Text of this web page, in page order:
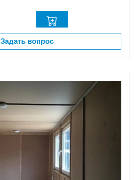
Задать вопрос